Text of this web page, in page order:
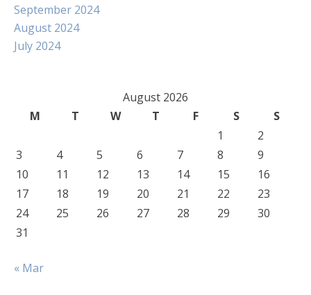
September 2024
August 2024
July 2024
August 2026
M
T W T F S
S
1
2
3
4 5 6 7 8
9
10
11 12 13 14 15
16
17
18 19 20 21 22
23
24
25 26 27 28 29
30
31
« Mar